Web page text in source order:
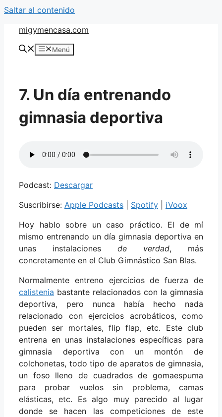
Saltar al contenido
migymencasa.com
Menú
7. Un día entrenando
gimnasia deportiva
Podcast: Descargar
Suscribirse: Apple Podcasts Spotify
iVoox
Hoy hablo sobre un caso práctico. El de mí
mismo entrenando un día gimnasia deportiva en
unas instalaciones de verdad, más
concretamente en el Club Gimnástico San Blas.
Normalmente entreno ejercicios de fuerza de
calistenia bastante relacionados con la gimnasia
deportiva, pero nunca había hecho nada
relacionado con ejercicios acrobáticos, como
pueden ser mortales, flip flap, etc. Este club
entrena en unas instalaciones específicas para
gimnasia deportiva con un montón de
colchonetas, todo tipo de aparatos de gimnasia,
un foso lleno de cuadrados de gomaespuma
para probar vuelos sin problema, camas
elásticas, etc. Es algo muy parecido al lugar
donde se hacen las competiciones de este